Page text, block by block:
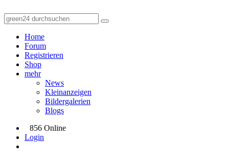
Home
Forum
Registrieren
Shop
mehr
News
Kleinanzeigen
Bildergalerien
Blogs
856 Online
Login